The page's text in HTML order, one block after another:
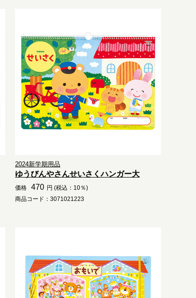
2024新学期用品
ゆうびんやさんせいさくハンガー大
価格 470 円 (税込：10％)
商品コード：3071021223